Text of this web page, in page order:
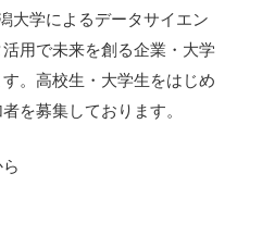
大学によるデータサイエン
用で未来を創る企業・大学
。高校生・大学生をはじめ
を募集しております。